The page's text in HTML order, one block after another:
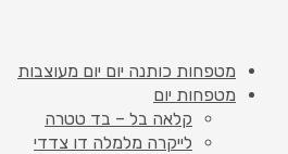
מטפחות כותנה יום יום מעוצבות
מטפחות יום
קלאה בל – בד טטרה
לייקרה מלמלה דו צדדי